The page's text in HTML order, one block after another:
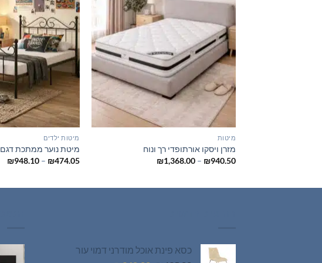
מיטות
מזרן ויסקו אורתופדי רך ונוח
₪940.50
–
₪1,368.00
טווח
מיטות ילדים
מיטת נוער ממתכת דגם
₪474.05
–
₪948.10
כסא פינת אוכל מודרני דמוי עור